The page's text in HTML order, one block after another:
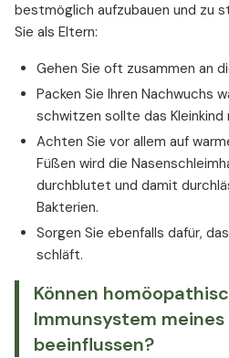
bestmöglich aufzubauen und zu
Sie als Eltern:
Gehen Sie oft zusammen an
Packen Sie Ihren Nachwuchs
schwitzen sollte das Kleinkind
Achten Sie vor allem auf
Füßen wird die
durchblutet und damit
Bakterien.
Sorgen Sie ebenfalls dafür,
schläft.
Können
Immunsystem
beeinflussen?